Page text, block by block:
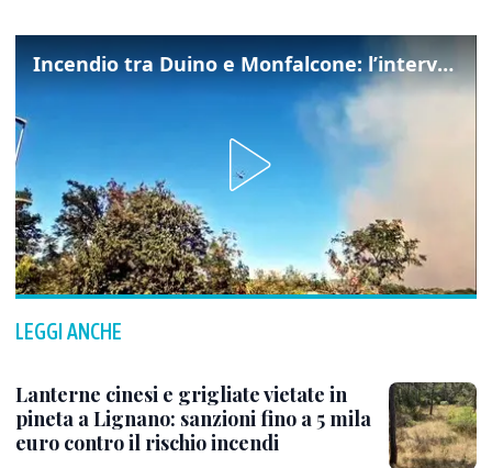
Incendio tra Duino e Monfalcone: l’intervento dei vigili del fuoco
LEGGI ANCHE
Lanterne cinesi e grigliate vietate in
pineta a Lignano: sanzioni fino a 5 mila
euro contro il rischio incendi